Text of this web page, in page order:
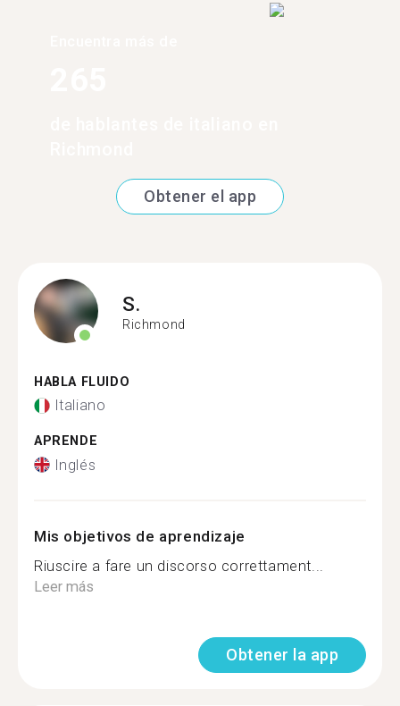
Obtener el app
S.
Richmond
HABLA FLUIDO
Italiano
APRENDE
Inglés
Mis objetivos de aprendizaje
Riuscire a fare un discorso correttament...
Leer más
Obtener la app